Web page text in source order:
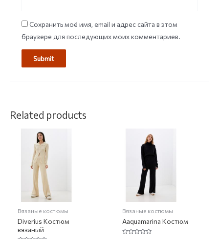
Сохранить моё имя, email и адрес сайта в этом
браузере для последующих моих комментариев.
Related products
Вязаные костюмы
Diverius Костюм
вязаный
Вязаные костюмы
Aaquamarina Костюм